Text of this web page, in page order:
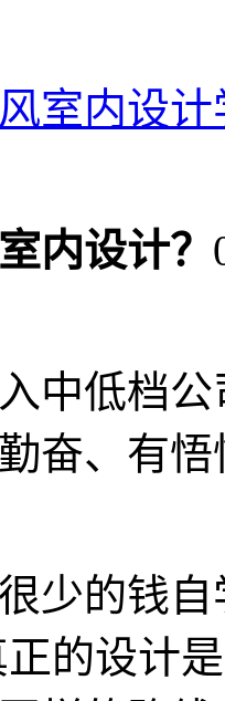
室内设计
内设计？
中低档
奋、有
少的钱
的设计